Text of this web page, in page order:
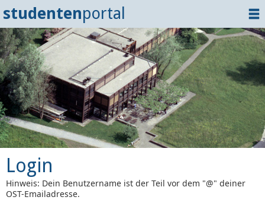
studentenportal
Home
Dokumente
Events
? Tipps
Login
Login
Hinweis: Dein Benutzername ist der Teil vor dem "@" deiner
OST-Emailadresse.